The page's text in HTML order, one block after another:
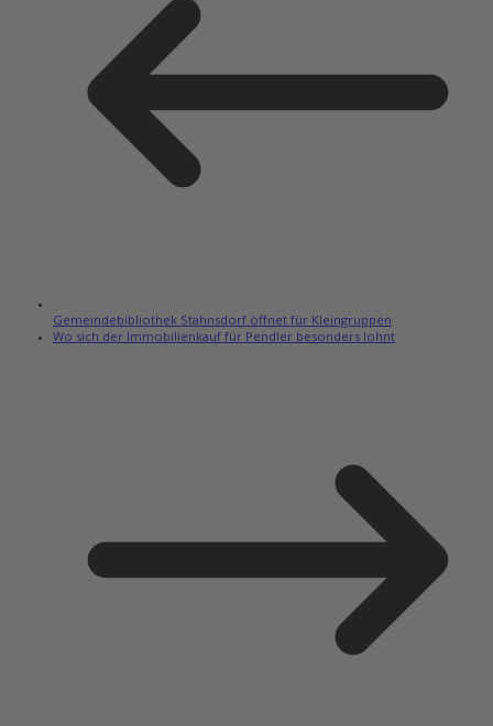
Gemeindebibliothek Stahnsdorf öffnet für Kleingruppen
Wo sich der Immobilienkauf für Pendler besonders lohnt